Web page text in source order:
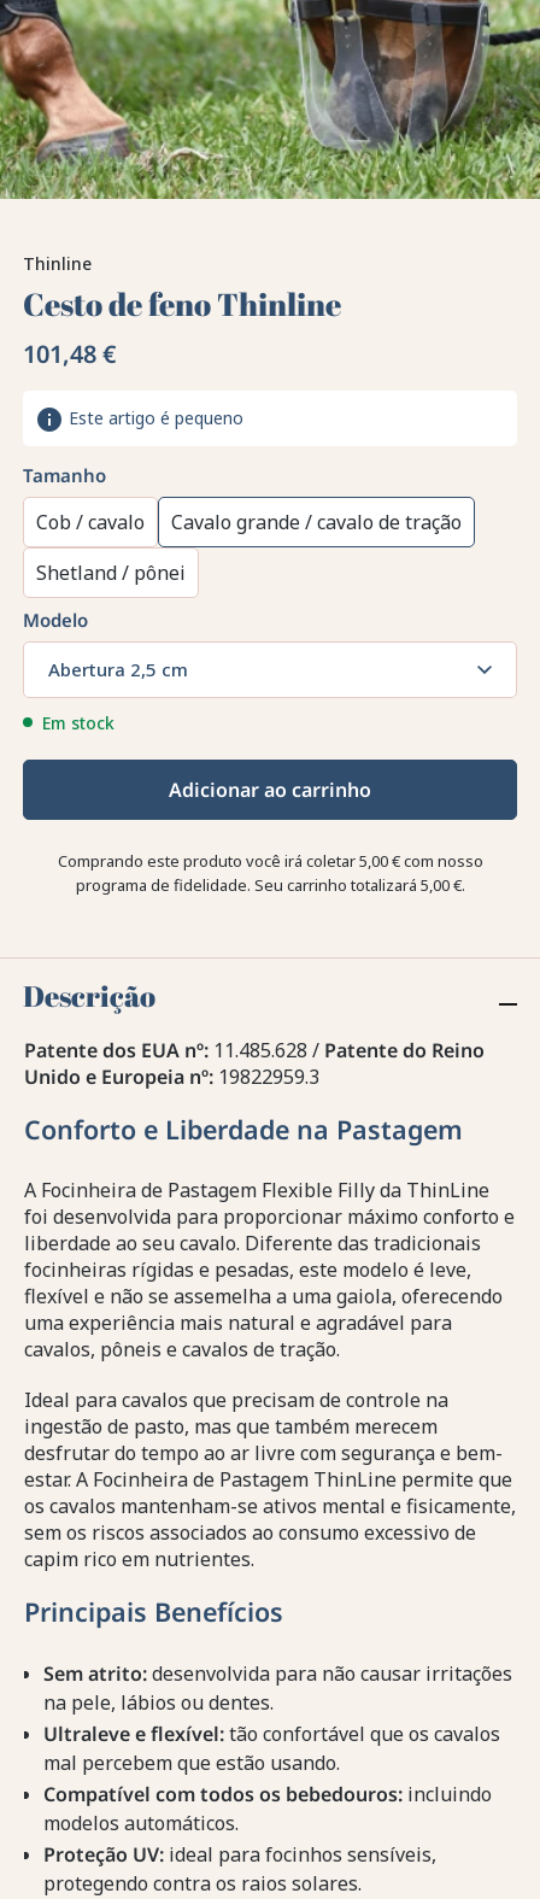
Thinline
Cesto de feno Thinline
101,48 €
info Este artigo é pequeno
Tamanho
Cob / cavalo
Cavalo grande / cavalo de tração
Shetland / pônei
Modelo
Abertura 2,5 cm
Em stock
Adicionar ao carrinho
Comprando este produto você irá coletar5,00 €com nosso
programa de fidelidade. Seu carrinho totalizará 5,00 €.
Descrição
Patente dos EUA nº: 11.485.628 / Patente do Reino
Unido e Europeia nº: 19822959.3
Conforto e Liberdade na Pastagem
A Focinheira de Pastagem Flexible Filly da ThinLine
foi desenvolvida para proporcionar máximo conforto e
liberdade ao seu cavalo. Diferente das tradicionais
focinheiras rígidas e pesadas, este modelo é leve,
flexível e não se assemelha a uma gaiola, oferecendo
uma experiência mais natural e agradável para
cavalos, pôneis e cavalos de tração.
Ideal para cavalos que precisam de controle na
ingestão de pasto, mas que também merecem
desfrutar do tempo ao ar livre com segurança e bem-
estar. A Focinheira de Pastagem ThinLine permite que
os cavalos mantenham-se ativos mental e fisicamente,
sem os riscos associados ao consumo excessivo de
capim rico em nutrientes.
Principais Benefícios
Sem atrito:desenvolvida para não causar irritações
na pele, lábios ou dentes.
Ultraleve e flexível:tão confortável que os cavalos
mal percebem que estão usando.
Compatível com todos os bebedouros: incluindo
modelos automáticos.
Proteção UV: ideal para focinhos sensíveis,
protegendo contra os raios solares.